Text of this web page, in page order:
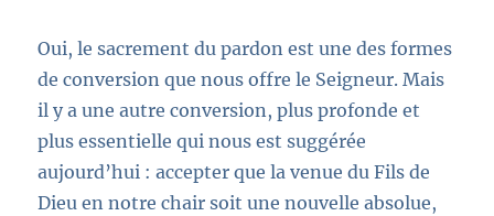
Oui, le sacrement du pardon est une des formes
de conversion que nous offre le Seigneur. Mais
il y a une autre conversion, plus profonde et
plus essentielle qui nous est suggérée
aujourd’hui : accepter que la venue du Fils de
Dieu en notre chair soit une nouvelle absolue,